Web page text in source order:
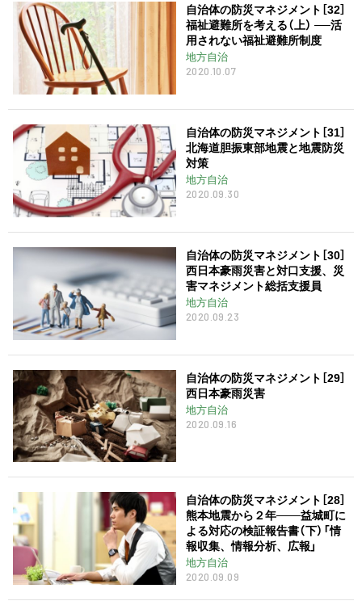
自治体の防災マネジメント［32］
福祉避難所を考える（上） ──活
用されない福祉避難所制度
地方自治
2020.10.07
自治体の防災マネジメント［31］
北海道胆振東部地震と地震防災
対策
地方自治
2020.09.30
自治体の防災マネジメント［30］
西日本豪雨災害と対口支援、災
害マネジメント総括支援員
地方自治
2020.09.23
自治体の防災マネジメント［29］
西日本豪雨災害
地方自治
2020.09.16
自治体の防災マネジメント［28］
熊本地震から２年───益城町に
よる対応の検証報告書（下）「情
報収集、情報分析、広報」
地方自治
2020.09.09